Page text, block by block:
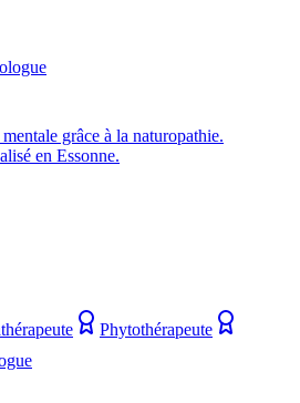
grâce à la naturopathie.
en Essonne.
Phytothérapeute